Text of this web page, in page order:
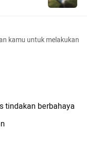
kamu untuk melakukan
tindakan berbahaya